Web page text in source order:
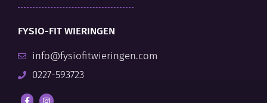
FYSIO-FIT WIERINGEN
info@fysiofitwieringen.com
0227-593723